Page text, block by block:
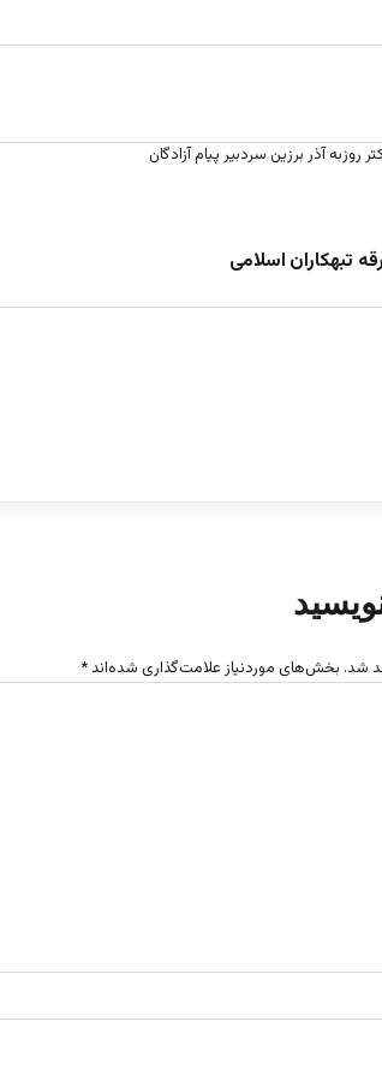
تبهکاران اسلامی
شد. بخش‌های موردنیاز علامت‌گذاری شده‌اند *